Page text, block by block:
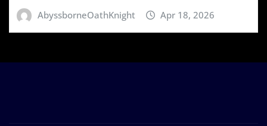
AbyssborneOathKnight Apr 18, 2026